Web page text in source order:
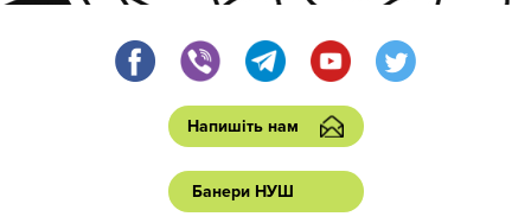
Напишіть нам
Банери НУШ